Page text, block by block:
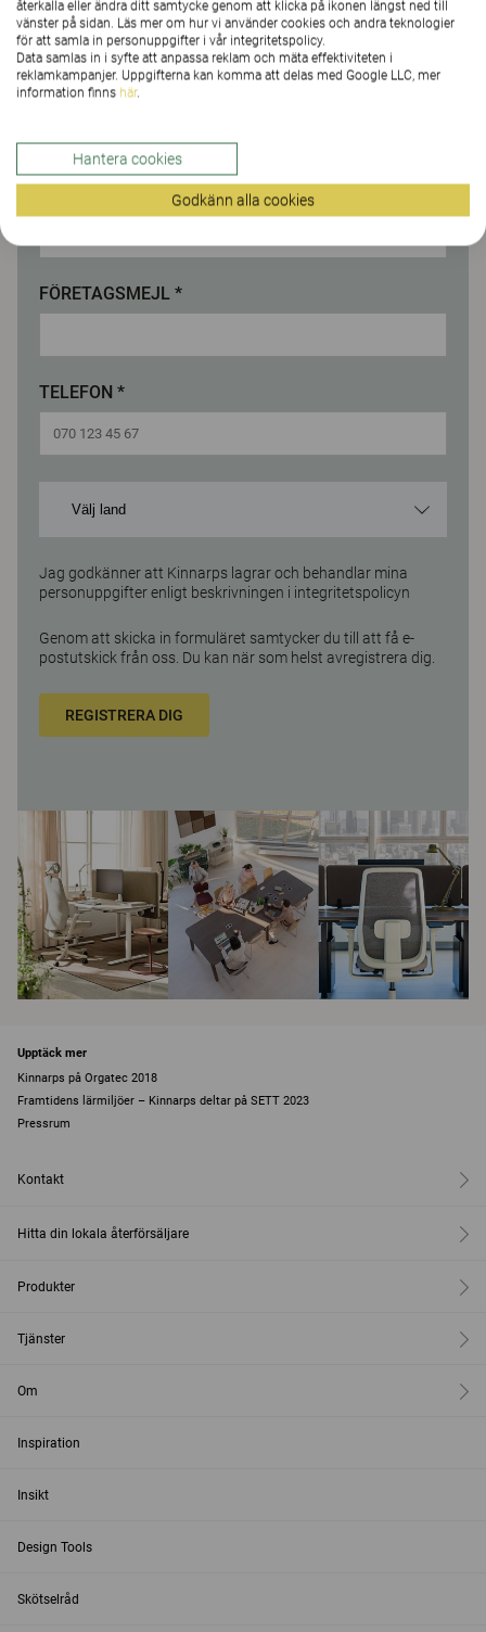
FÖRETAG/ORGANISATION *
FÖRETAGSMEJL *
TELEFON *
Jag godkänner att Kinnarps lagrar och behandlar mina
personuppgifter enligt beskrivningen i integritetspolicyn
Genom att skicka in formuläret samtycker du till att få e-
postutskick från oss. Du kan när som helst avregistrera dig.
REGISTRERA DIG
Upptäck mer
Kinnarps på Orgatec 2018
Framtidens lärmiljöer – Kinnarps deltar på SETT 2023
Pressrum
Kontakt
Hitta din lokala återförsäljare
Produkter
Tjänster
Om
Inspiration
Insikt
Design Tools
Skötselråd
återkalla eller ändra ditt samtycke genom att klicka på ikonen längst ned till
vänster på sidan. Läs mer om hur vi använder cookies och andra teknologier
för att samla in personuppgifter i vår integritetspolicy.
Data samlas in i syfte att anpassa reklam och mäta effektiviteten i
reklamkampanjer. Uppgifterna kan komma att delas med Google LLC, mer
information finns här.
Hantera cookies
Godkänn alla cookies